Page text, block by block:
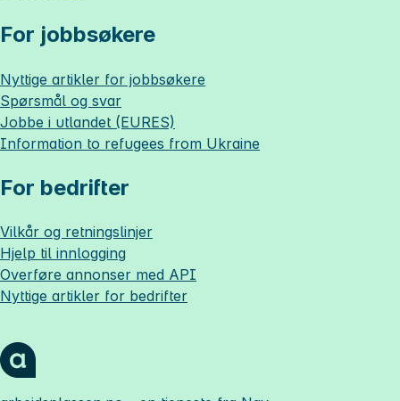
For jobbsøkere
Nyttige artikler for jobbsøkere
Spørsmål og svar
Jobbe i utlandet (EURES)
Information to refugees from Ukraine
For bedrifter
Vilkår og retningslinjer
Hjelp til innlogging
Overføre annonser med API
Nyttige artikler for bedrifter